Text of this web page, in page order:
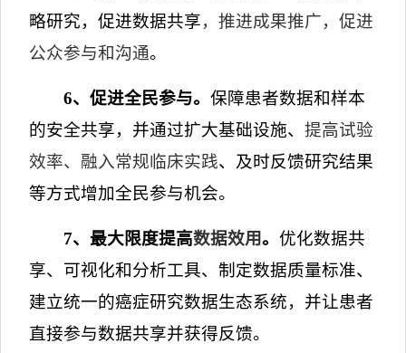
略研究，促进数据共享，推进成果推广，促进
公众参与和沟通。
6、促进全民参与。 保障患者数据和样本
的安全共享，并通过扩大基础设施、提高试验
效率、融入常规临床实践、及时反馈研究结果
等方式增加全民参与机会。
7、最大限度提高数据效用。 优化数据共
享、可视化和分析工具、制定数据质量标准、
建立统一的癌症研究数据生态系统，并让患者
直接参与数据共享并获得反馈。